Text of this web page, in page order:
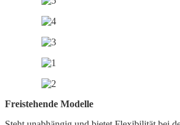
Freistehende Modelle